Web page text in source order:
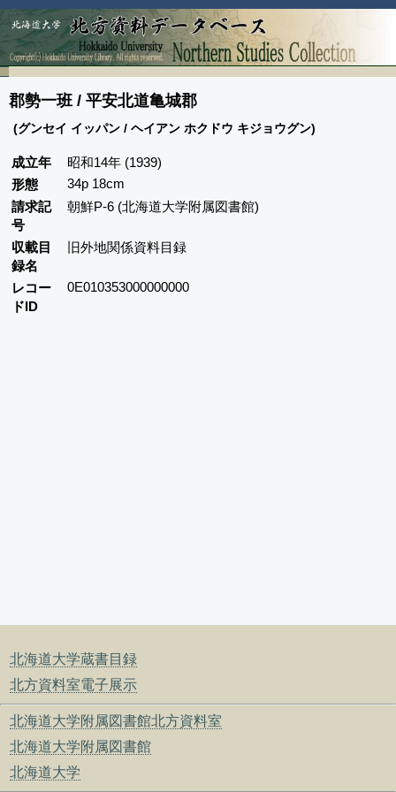
北海道大学蔵書目録
北方資料室電子展示
北海道大学附属図書館北方資料室
北海道大学附属図書館
北海道大学
郡勢一班 / 平安北道亀城郡
(グンセイ イッパン / ヘイアン ホクドウ キジョウグン)
成立年
昭和14年 (1939)
形態
34p 18cm
請求記
号
朝鮮P-6 (北海道大学附属図書館)
収載目
録名
旧外地関係資料目録
レコー
ドID
0E010353000000000